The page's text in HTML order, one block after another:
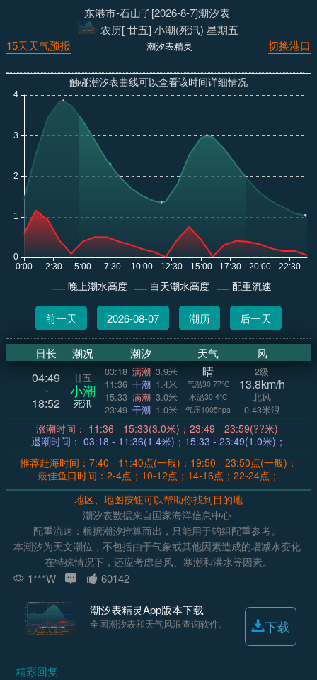
东港市-石山子[2026-8-7]潮汐表
农历[ 廿五] 小潮(死汛) 星期五
切换港口
潮汐表精灵
15天天气预报
触碰潮汐表曲线可以查看该时间详细情况
晚上潮水高度 白天潮水高度 配重流速
前一天 2026-08-07 潮历 后一天
日长 潮况 潮汐 天气 风
04:49
~
18:52
廿五
小潮
死汛
03:18 满潮 3.9米
11:36 干潮 1.4米
15:33 满潮 3.0米
23:49 干潮 1.0米
晴
气温30.77°C
水温30.4°C
气压1005hpa
2级
13.8km/h
北风
0.43米浪
涨潮时间： 11:36 - 15:33(3.0米)；23:49 - 23:59(??米)
退潮时间： 03:18 - 11:36(1.4米)；15:33 - 23:49(1.0米)；
推荐赶海时间：7:40 - 11:40点(一般)；19:50 - 23:50点(一般)；
最佳鱼口时间：2-4点；10-12点；14-16点；22-24点；
地区、地图按钮可以帮助你找到目的地
潮汐表数据来自国家海洋信息中心
配重流速：根据潮汐推算而出，只能用于钓组配重参考。
本潮汐为天文潮位，不包括由于气象或其他因素造成的增减水变化
在特殊情况下，还应考虑台风、寒潮和洪水等因素。
1***W 60142
潮汐表精灵App版本下载
全国潮汐表和天气风浪查询软件。 下载
精彩回复